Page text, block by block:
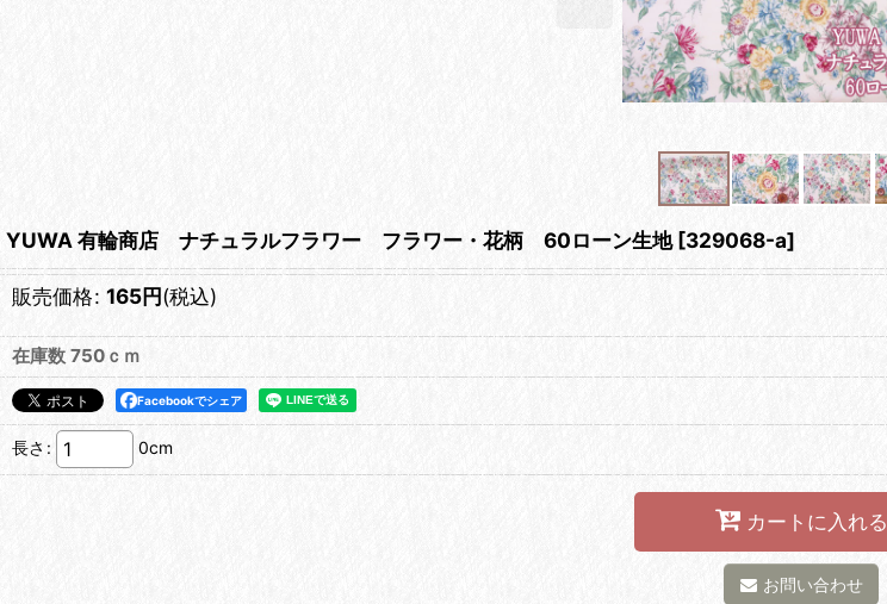
YUWA 有輪商店 ナチュラルフラワー フラワー・花柄 60ローン生地 [329068-a]
販売価格: 165円(税込)
在庫数 750ｃｍ
Facebookでシェア
長さ : 0cm
カートに入れる
お問い合わせ